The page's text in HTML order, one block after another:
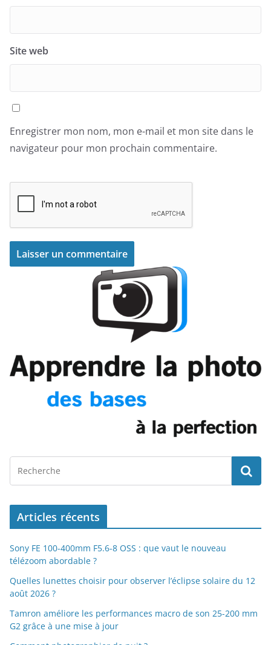
Site web
Enregistrer mon nom, mon e-mail et mon site dans le
navigateur pour mon prochain commentaire.
Articles récents
Sony FE 100-400mm F5.6-8 OSS : que vaut le nouveau
télézoom abordable ?
Quelles lunettes choisir pour observer l’éclipse solaire du 12
août 2026 ?
Tamron améliore les performances macro de son 25-200 mm
G2 grâce à une mise à jour